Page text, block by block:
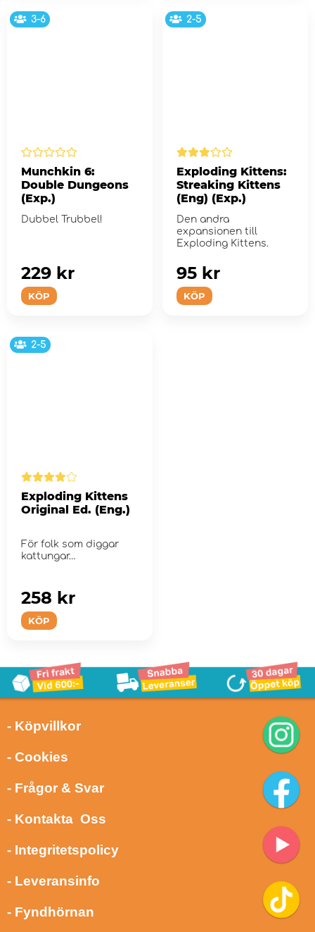
3-6
Munchkin 6:
Double Dungeons
(Exp.)
Dubbel Trubbel!
KÖP
229 kr
2-5
Exploding Kittens:
Streaking Kittens
(Eng) (Exp.)
Den andra
expansionen till
Exploding Kittens.
KÖP
95 kr
2-5
Exploding Kittens
Original Ed. (Eng.)
För folk som diggar
kattungar…
KÖP
258 kr
- Köpvillkor
- Cookies
- Frågor & Svar
- Kontakta Oss
- Integritetspolicy
- Leveransinfo
- Fyndhörnan